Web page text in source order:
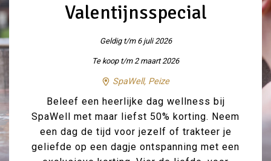
Valentijnsspecial
Geldig t/m 6 juli 2026
Te koop t/m 2 maart 2026
SpaWell, Peize
Beleef een heerlijke dag wellness bij
SpaWell met maar liefst 50% korting. Neem
een dag de tijd voor jezelf of trakteer je
geliefde op een dagje ontspanning met een